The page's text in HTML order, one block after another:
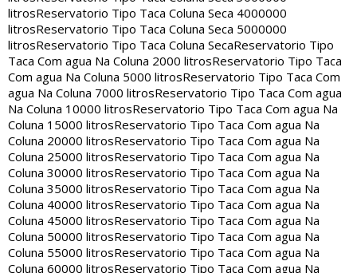
litrosReservatorio Tipo Taca Coluna Seca 4000000
litrosReservatorio Tipo Taca Coluna Seca 5000000
litrosReservatorio Tipo Taca Coluna SecaReservatorio Tipo
Taca Com agua Na Coluna 2000 litrosReservatorio Tipo Taca
Com agua Na Coluna 5000 litrosReservatorio Tipo Taca Com
agua Na Coluna 7000 litrosReservatorio Tipo Taca Com agua
Na Coluna 10000 litrosReservatorio Tipo Taca Com agua Na
Coluna 15000 litrosReservatorio Tipo Taca Com agua Na
Coluna 20000 litrosReservatorio Tipo Taca Com agua Na
Coluna 25000 litrosReservatorio Tipo Taca Com agua Na
Coluna 30000 litrosReservatorio Tipo Taca Com agua Na
Coluna 35000 litrosReservatorio Tipo Taca Com agua Na
Coluna 40000 litrosReservatorio Tipo Taca Com agua Na
Coluna 45000 litrosReservatorio Tipo Taca Com agua Na
Coluna 50000 litrosReservatorio Tipo Taca Com agua Na
Coluna 55000 litrosReservatorio Tipo Taca Com agua Na
Coluna 60000 litrosReservatorio Tipo Taca Com agua Na